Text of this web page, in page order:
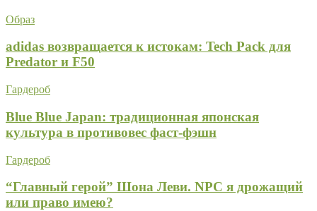
Образ
adidas возвращается к истокам: Tech Pack для
Predator и F50
Гардероб
Blue Blue Japan: традиционная японская
культура в противовес фаст-фэшн
Гардероб
“Главный герой” Шона Леви. NPC я дрожащий
или право имею?